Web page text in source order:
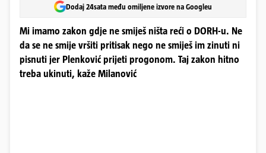
Dodaj 24sata među omiljene izvore na Googleu
Mi imamo zakon gdje ne smiješ ništa reći o DORH-u. Ne
da se ne smije vršiti pritisak nego ne smiješ im zinuti ni
pisnuti jer Plenković prijeti progonom. Taj zakon hitno
treba ukinuti, kaže Milanović